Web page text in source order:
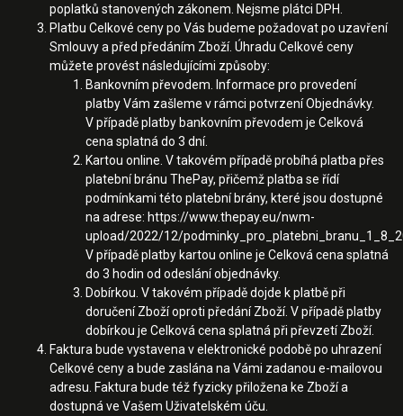
poplatků stanovených zákonem. Nejsme plátci DPH.
Platbu Celkové ceny po Vás budeme požadovat po uzavření
Smlouvy a před předáním Zboží. Úhradu Celkové ceny
můžete provést následujícími způsoby:
Bankovním převodem. Informace pro provedení
platby Vám zašleme v rámci potvrzení Objednávky.
V případě platby bankovním převodem je Celková
cena splatná do 3 dní.
Kartou online. V takovém případě probíhá platba přes
platební bránu ThePay, přičemž platba se řídí
podmínkami této platební brány, které jsou dostupné
na adrese: https://www.thepay.eu/nwm-
upload/2022/12/
V případě platby kartou online je Celková cena splatná
do 3 hodin od odeslání objednávky.
Dobírkou. V takovém případě dojde k platbě při
doručení Zboží oproti předání Zboží. V případě platby
dobírkou je Celková cena splatná při převzetí Zboží.
Faktura bude vystavena v elektronické podobě po uhrazení
Celkové ceny a bude zaslána na Vámi zadanou e-mailovou
adresu. Faktura bude též fyzicky přiložena ke Zboží a
dostupná ve Vašem Uživatelském úču.